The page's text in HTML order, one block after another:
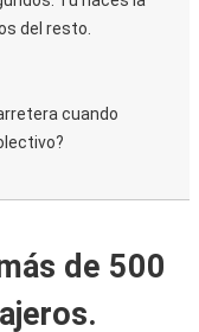
del resto.
cuando
de 500